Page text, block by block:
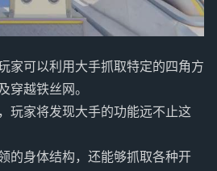
家可以利用大手抓取特定的四角方
穿越铁丝网。
玩家将发现大手的功能远不止这
的身体结构，还能够抓取各种开